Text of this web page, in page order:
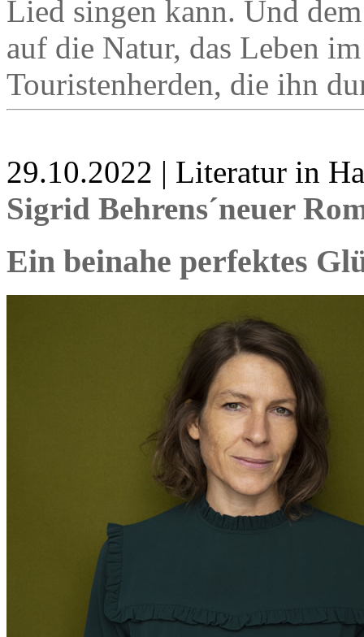
Lied singen kann. Und
auf die Natur, das Leben
Touristenherden, die ihn
29.10.2022 | Literatur in
Sigrid Behrens´neuer
Ein beinahe perfektes